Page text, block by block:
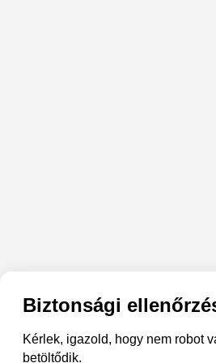
Biztonsági
Kérlek, igazold, hogy nem robot
betöltődik.